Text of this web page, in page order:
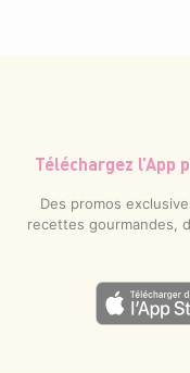
Téléchargez
Des promos
recettes gourmandes,